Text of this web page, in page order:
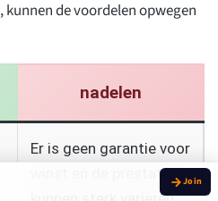
de voordelen opwegen
nadelen
Er is geen garantie voor
winst en de prestaties